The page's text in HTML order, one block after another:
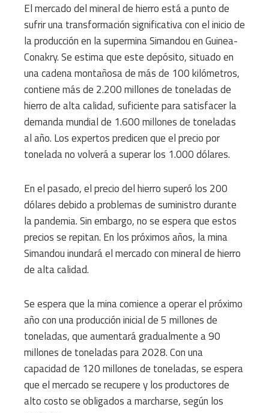
El mercado del mineral de hierro está a punto de
sufrir una transformación significativa con el inicio de
la producción en la supermina Simandou en Guinea-
Conakry. Se estima que este depósito, situado en
una cadena montañosa de más de 100 kilómetros,
contiene más de 2.200 millones de toneladas de
hierro de alta calidad, suficiente para satisfacer la
demanda mundial de 1.600 millones de toneladas
al año. Los expertos predicen que el precio por
tonelada no volverá a superar los 1.000 dólares.
En el pasado, el precio del hierro superó los 200
dólares debido a problemas de suministro durante
la pandemia. Sin embargo, no se espera que estos
precios se repitan. En los próximos años, la mina
Simandou inundará el mercado con mineral de hierro
de alta calidad.
Se espera que la mina comience a operar el próximo
año con una producción inicial de 5 millones de
toneladas, que aumentará gradualmente a 90
millones de toneladas para 2028. Con una
capacidad de 120 millones de toneladas, se espera
que el mercado se recupere y los productores de
alto costo se obligados a marcharse, según los